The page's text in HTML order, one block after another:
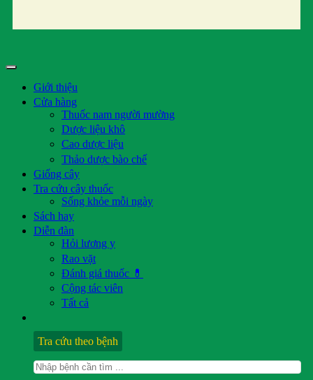
Giới thiệu
Cửa hàng
Thuốc nam người mường
Dược liệu khô
Cao dược liệu
Thảo dược bào chế
Giống cây
Tra cứu cây thuốc
Sống khỏe mỗi ngày
Sách hay
Diễn đàn
Hỏi lương y
Rao vặt
Đánh giá thuốc 💊
Cộng tác viên
Tất cả
Tra cứu theo bệnh